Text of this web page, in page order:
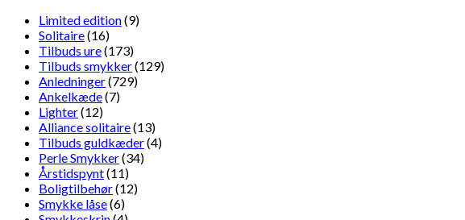
Limited edition(9)
Solitaire(16)
Tilbuds ure(173)
Tilbuds smykker(129)
Anledninger(729)
Ankelkæde(7)
Lighter(12)
Alliance solitaire(13)
Tilbuds guldkæder(4)
Perle Smykker(34)
Årstidspynt(11)
Boligtilbehør(12)
Smykke låse(6)